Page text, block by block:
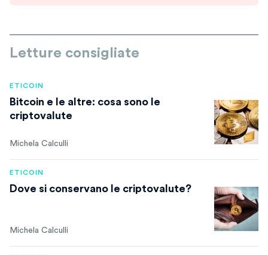
Letture consigliate
ETICOIN
Bitcoin e le altre: cosa sono le
criptovalute
Michela Calculli
ETICOIN
Dove si conservano le criptovalute?
Michela Calculli